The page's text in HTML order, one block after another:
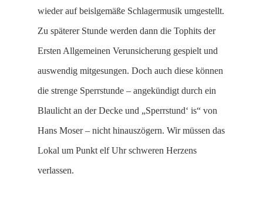
wieder auf beislgemäße Schlagermusik umgestellt.
Zu späterer Stunde werden dann die Tophits der
Ersten Allgemeinen Verunsicherung gespielt und
auswendig mitgesungen. Doch auch diese können
die strenge Sperrstunde – angekündigt durch ein
Blaulicht an der Decke und „Sperrstund‘ is“ von
Hans Moser – nicht hinauszögern. Wir müssen das
Lokal um Punkt elf Uhr schweren Herzens
verlassen.